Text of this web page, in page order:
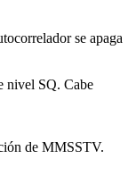
se apaga
nivel SQ. Cabe
de MMSSTV.